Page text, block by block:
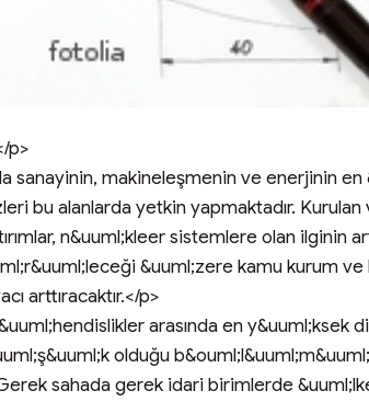
p>
sanayinin, makineleşmenin ve enerjinin
bu alanlarda yetkin yapmaktadır.
n&uuml;kleer sistemlere olan ilginin
&uuml;zere kamu kurum ve
arttıracaktır.</p>
arasında en y&uuml;ksek
olduğu
Gerek sahada gerek idari birimlerde